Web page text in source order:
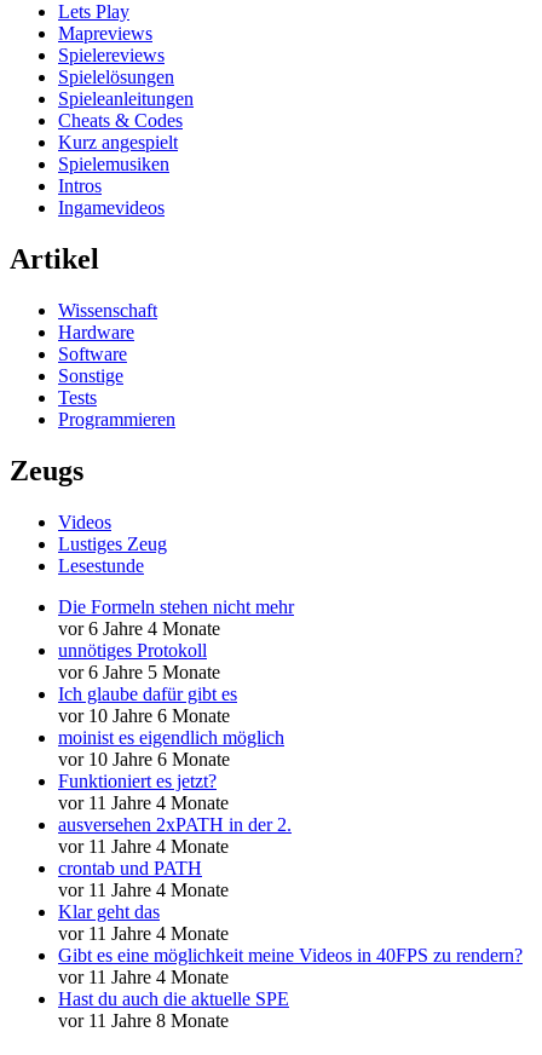
Lets Play
Mapreviews
Spielereviews
Spielelösungen
Spieleanleitungen
Cheats & Codes
Kurz angespielt
Spielemusiken
Intros
Ingamevideos
Artikel
Wissenschaft
Hardware
Software
Sonstige
Tests
Programmieren
Zeugs
Videos
Lustiges Zeug
Lesestunde
Die Formeln stehen nicht mehr
vor 6 Jahre 4 Monate
unnötiges Protokoll
vor 6 Jahre 5 Monate
Ich glaube dafür gibt es
vor 10 Jahre 6 Monate
moinist es eigendlich möglich
vor 10 Jahre 6 Monate
Funktioniert es jetzt?
vor 11 Jahre 4 Monate
ausversehen 2xPATH in der 2.
vor 11 Jahre 4 Monate
crontab und PATH
vor 11 Jahre 4 Monate
Klar geht das
vor 11 Jahre 4 Monate
Gibt es eine möglichkeit meine Videos in 40FPS zu rendern?
vor 11 Jahre 4 Monate
Hast du auch die aktuelle SPE
vor 11 Jahre 8 Monate